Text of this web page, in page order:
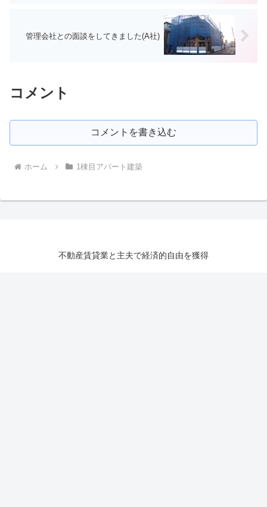
管理会社との面談をしてきました(A社)
コメント
コメントを書き込む
ホーム 1棟目アパート建築
不動産賃貸業と主夫で経済的自由を獲得